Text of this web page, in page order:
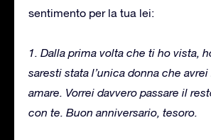
sentimento per la tua lei:
1. Dalla prima volta che ti ho vista,
saresti stata l’unica donna che
amare. Vorrei davvero passare il
con te. Buon anniversario, tesoro.